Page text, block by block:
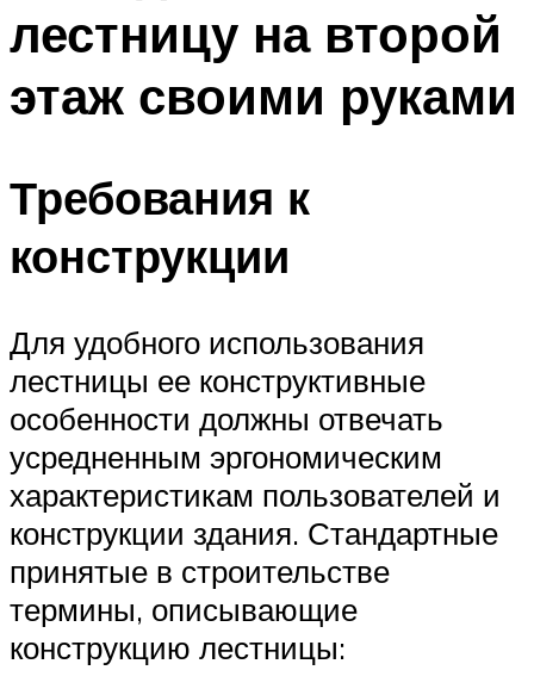
Меню
лестницу на второй
этаж своими руками
Требования к
конструкции
Для удобного использования
лестницы ее конструктивные
особенности должны отвечать
усредненным эргономическим
характеристикам пользователей и
конструкции здания. Стандартные
принятые в строительстве
термины, описывающие
конструкцию лестницы: